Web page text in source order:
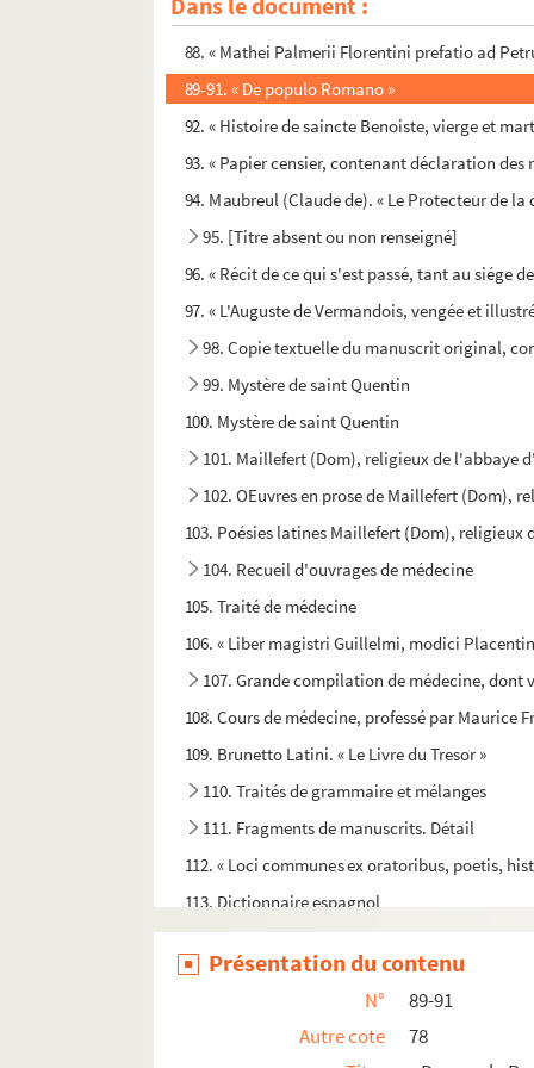
87. Recueil sur sainte Radegonde
88. « Mathei Palmerii Florentini prefatio ad
89-91. « De populo Romano »
92. « Histoire de saincte Benoiste, vierge et
93. « Papier censier, contenant déclaration
94. Maubreul (Claude de). « Le Protecteur de
95. [Titre absent ou non renseigné]
96. « Récit de ce qui s'est passé, tant au
97. « L'Auguste de Vermandois, vengée et
98. Copie textuelle du manuscrit original,
99. Mystère de saint Quentin
100. Mystère de saint Quentin
101. Maillefert (Dom), religieux de l'abbaye
102. OEuvres en prose de Maillefert (Dom),
103. Poésies latines Maillefert (Dom), religieux
104. Recueil d'ouvrages de médecine
105. Traité de médecine
106. « Liber magistri Guillelmi, modici
107. Grande compilation de médecine, dont
108. Cours de médecine, professé par Maurice
109. Brunetto Latini. « Le Livre du Tresor »
110. Traités de grammaire et mélanges
111. Fragments de manuscrits. Détail
112. « Loci communes ex oratoribus, poetis,
113. Dictionnaire espagnol
114. [Titre absent ou non renseigné]
115-117. « Amusemens de l'esprit et du cœur. —
118. Recueil de pièces manuscrites et
119. Extraits duSiècle de Louis XIV
Présentation du contenu
N°
89-91
Autre cote
78